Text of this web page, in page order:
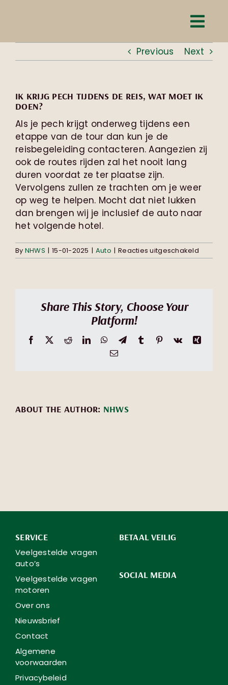
Previous
Next
IK KRIJG PECH TIJDENS DE REIS, WAT MOET IK
DOEN?
Als je pech krijgt onderweg tijdens een
etappe van de tour dan kun je de
reisbegeleiding contacteren. Aangezien zij
ook de routes rijden zal het nooit lang
duren voordat ze ter plaatse zijn.
Vervolgens zullen ze trachten om je weer
op weg te helpen. Mocht dat niet lukken
dan brengen wij je inclusief de auto naar
het volgende hotel.
By NHWS | 15-01-2025 | Auto | Reacties uitgeschakeldvoor
Ik
ik
doen?
Share This Story, Choose Your
Platform!
Facebook RedditLinkedInWhatsApp
TelegramTumblr Pinterest
Vk
Xing
Email
ABOUT THE AUTHOR: NHWS
SERVICE
Veelgestelde vragen
auto’s
Veelgestelde vragen
motoren
Over ons
Nieuwsbrief
Contact
Algemene
voorwaarden
Privacybeleid
BETAAL VEILIG
SOCIAL MEDIA